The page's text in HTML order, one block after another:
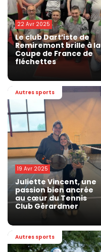
22 Avr 2025
Le club Dart’iste de
Remiremont brille à la
Coupe de France de
fléchettes
Autres sports
19 Avr 2025
Juliette Vincent, une
passion bien ancrée
au cœur du Tennis
Club Gérardmer
Autres sports